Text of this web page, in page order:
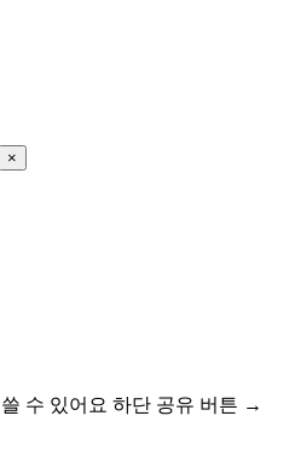
×
수 있어요 하단 공유 버튼 →